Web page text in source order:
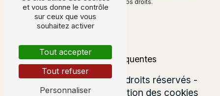
cnil.fr pour plus d’informations sur vos droits.
Recherches fréquentes
©Vistalid- 2026 - Tous droits réservés -
Mentions légales
Gestion des cookies
et vous donne le contrôle
sur ceux que vous
souhaitez activer
Tout accepter
Tout refuser
Personnaliser